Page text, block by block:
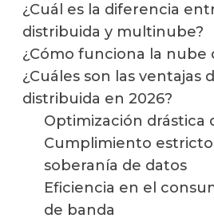
¿Cuál es la diferencia
distribuida y multinube?
¿Cómo funciona la nube
¿Cuáles son las ventajas
distribuida en 2026?
Optimización drástica
Cumplimiento estricto
soberanía de datos
Eficiencia en el
de banda